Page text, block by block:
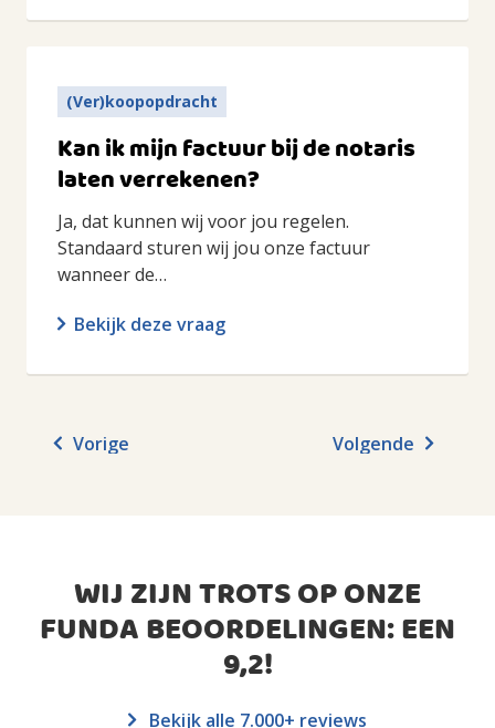
(Ver)koopopdracht
Kan ik mijn factuur bij de notaris
laten verrekenen?
Ja, dat kunnen wij voor jou regelen.
Standaard sturen wij jou onze factuur
wanneer de…
Bekijk deze vraag
Vorige Volgende
WIJ ZIJN TROTS OP ONZE
FUNDA BEOORDELINGEN: EEN
9,2!
Bekijk alle 7.000+ reviews